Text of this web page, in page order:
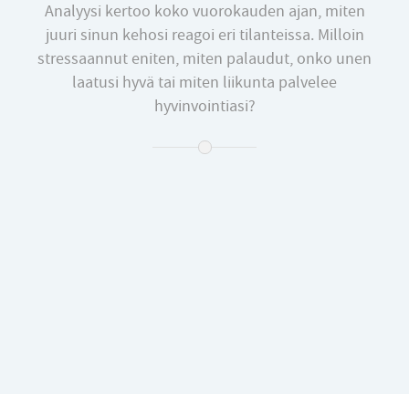
Analyysi kertoo koko vuorokauden ajan, miten
juuri sinun kehosi reagoi eri tilanteissa. Milloin
stressaannut eniten, miten palaudut, onko unen
laatusi hyvä tai miten liikunta palvelee
hyvinvointiasi?